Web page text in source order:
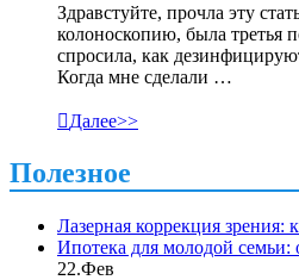
Здравстуйте, прочла эту
колоноскопию, была третья
спросила, как
Когда мне сделали …
Далее>>
Полезное
Лазерная коррекция зрения:
Ипотека для молодой
22.Фев